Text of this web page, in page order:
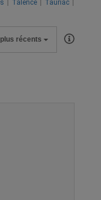
Talence
Tauriac
récents